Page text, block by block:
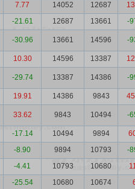
7.77 14052 12687
-21.61 12687 13661 -
-30.96 13661 14596 -
10.30 14596 13387
-29.74 13387 14386 -
19.91 14386 9843
33.62 9843 10494 -
-17.14 10494 9894
-8.90 9894 10793
-
-4.41 10793 10680
-25.54 10680 10674